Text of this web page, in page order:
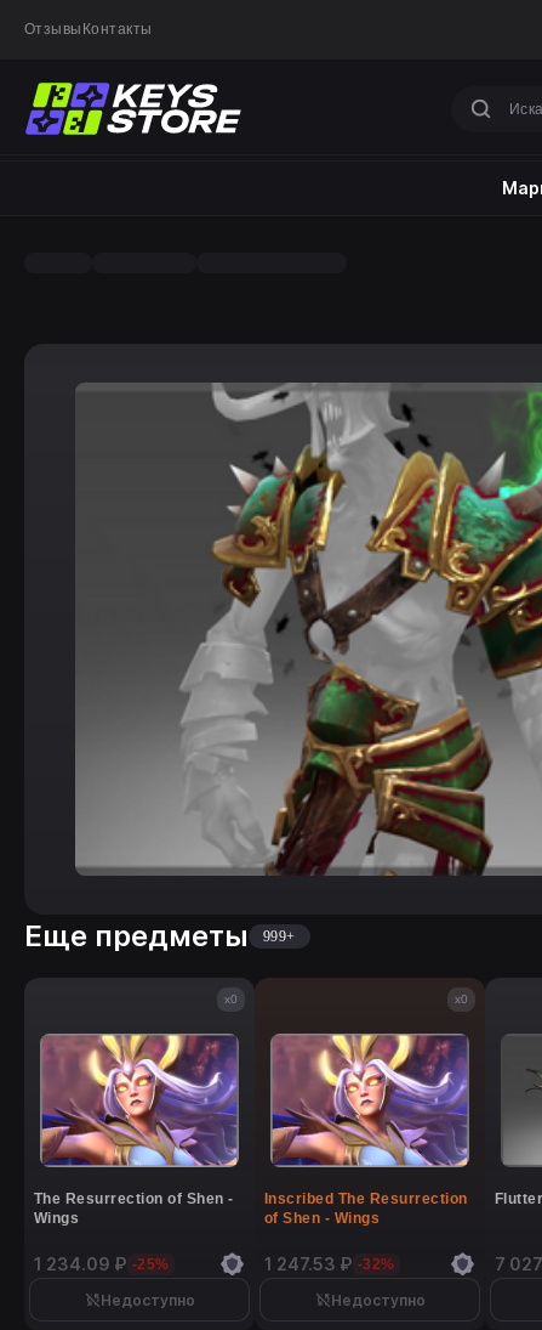
Отзывы Контакты
Еще предметы 999+
x0
The Resurrection of Shen -
Wings
1 234.09 ₽ -25%
Недоступно
x0
Inscribed The Resurrection
of Shen - Wings
1 247.53 ₽ -32%
Недоступно
7